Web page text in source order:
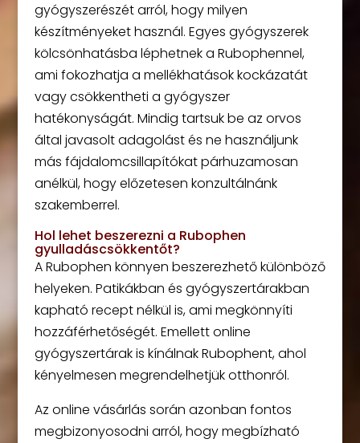
gyógyszerészét arról, hogy milyen
készítményeket használ. Egyes gyógyszerek
kölcsönhatásba léphetnek a Rubophennel,
ami fokozhatja a mellékhatások kockázatát
vagy csökkentheti a gyógyszer
hatékonyságát. Mindig tartsuk be az orvos
által javasolt adagolást és ne használjunk
más fájdalomcsillapítókat párhuzamosan
anélkül, hogy előzetesen konzultálnánk
szakemberrel.
Hol lehet beszerezni a Rubophen
gyulladáscsökkentőt?
A Rubophen könnyen beszerezhető különböző
helyeken. Patikákban és gyógyszertárakban
kapható recept nélkül is, ami megkönnyíti
hozzáférhetőségét. Emellett online
gyógyszertárak is kínálnak Rubophent, ahol
kényelmesen megrendelhetjük otthonról.
Az online vásárlás során azonban fontos
megbizonyosodni arról, hogy megbízható